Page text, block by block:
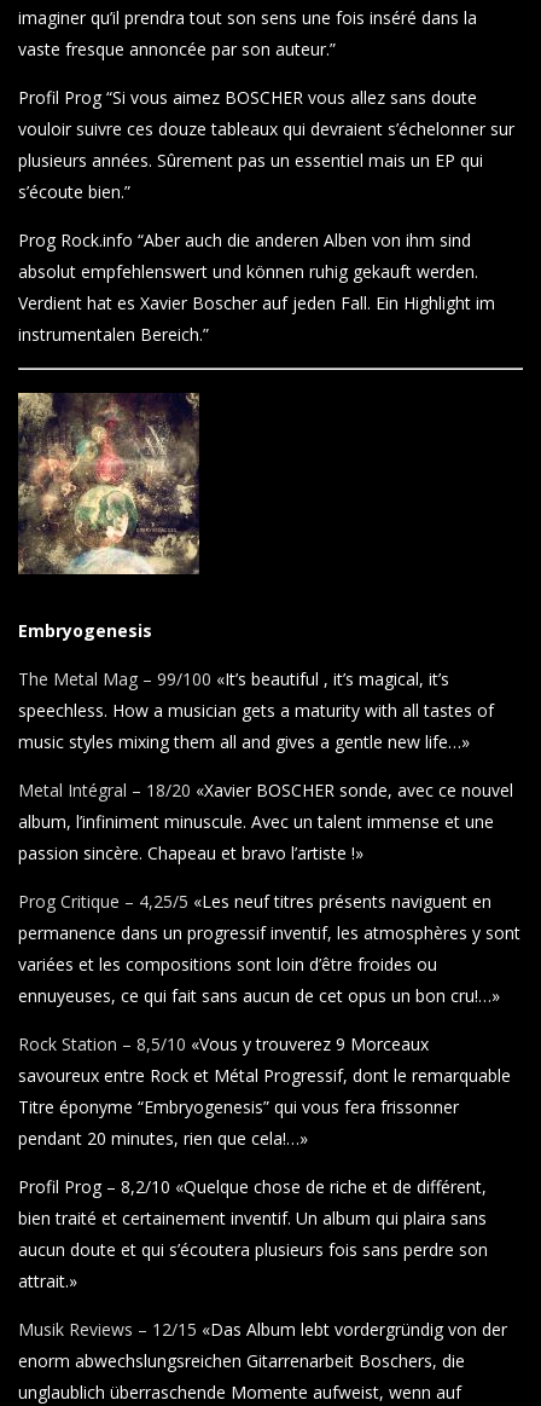
imaginer qu’il prendra tout son sens une fois inséré dans la
vaste fresque annoncée par son auteur.”
Profil Prog “Si vous aimez BOSCHER vous allez sans doute
vouloir suivre ces douze tableaux qui devraient s’échelonner sur
plusieurs années. Sûrement pas un essentiel mais un EP qui
s’écoute bien.”
Prog Rock.info “Aber auch die anderen Alben von ihm sind
absolut empfehlenswert und können ruhig gekauft werden.
Verdient hat es Xavier Boscher auf jeden Fall. Ein Highlight im
instrumentalen Bereich.”
Embryogenesis
The Metal Mag – 99/100 «It’s beautiful , it’s magical, it’s
speechless. How a musician gets a maturity with all tastes of
music styles mixing them all and gives a gentle new life…»
Metal Intégral – 18/20 «Xavier BOSCHER sonde, avec ce nouvel
album, l’infiniment minuscule. Avec un talent immense et une
passion sincère. Chapeau et bravo l’artiste !»
Prog Critique – 4,25/5 «Les neuf titres présents naviguent en
permanence dans un progressif inventif, les atmosphères y sont
variées et les compositions sont loin d’être froides ou
ennuyeuses, ce qui fait sans aucun de cet opus un bon cru!…»
Rock Station – 8,5/10 «Vous y trouverez 9 Morceaux
savoureux entre Rock et Métal Progressif, dont le remarquable
Titre éponyme “Embryogenesis” qui vous fera frissonner
pendant 20 minutes, rien que cela!…»
Profil Prog – 8,2/10 «Quelque chose de riche et de différent,
bien traité et certainement inventif. Un album qui plaira sans
aucun doute et qui s’écoutera plusieurs fois sans perdre son
attrait.»
Musik Reviews – 12/15 «Das Album lebt vordergründig von der
enorm abwechslungsreichen Gitarrenarbeit Boschers, die
unglaublich überraschende Momente aufweist, wenn auf